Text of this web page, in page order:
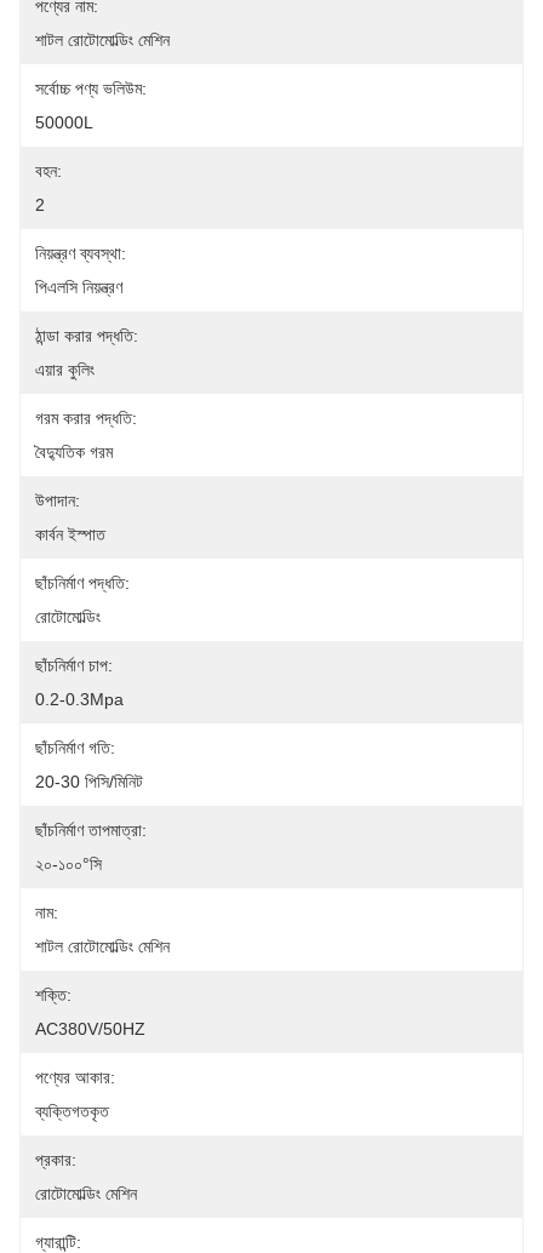
পণ্যের নাম:
শাটল রোটোমোল্ডিং মেশিন
সর্বোচ্চ পণ্য ভলিউম:
50000L
বহন:
2
নিয়ন্ত্রণ ব্যবস্থা:
পিএলসি নিয়ন্ত্রণ
ঠান্ডা করার পদ্ধতি:
এয়ার কুলিং
গরম করার পদ্ধতি:
বৈদ্যুতিক গরম
উপাদান:
কার্বন ইস্পাত
ছাঁচনির্মাণ পদ্ধতি:
রোটোমোল্ডিং
ছাঁচনির্মাণ চাপ:
0.2-0.3Mpa
ছাঁচনির্মাণ গতি:
20-30 পিসি/মিনিট
ছাঁচনির্মাণ তাপমাত্রা:
২০-১০০°সি
নাম:
শাটল রোটোমোল্ডিং মেশিন
শক্তি:
AC380V/50HZ
পণ্যের আকার:
ব্যক্তিগতকৃত
প্রকার:
রোটোমোল্ডিং মেশিন
গ্যারান্টি: